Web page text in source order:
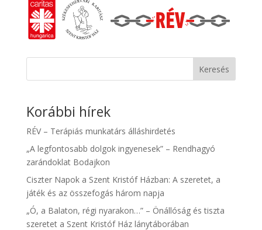
Keresés
Korábbi hírek
RÉV – Terápiás munkatárs álláshirdetés
„A legfontosabb dolgok ingyenesek” – Rendhagyó
zarándoklat Bodajkon
Ciszter Napok a Szent Kristóf Házban: A szeretet, a
játék és az összefogás három napja
„Ó, a Balaton, régi nyarakon…” – Önállóság és tiszta
szeretet a Szent Kristóf Ház lánytáborában